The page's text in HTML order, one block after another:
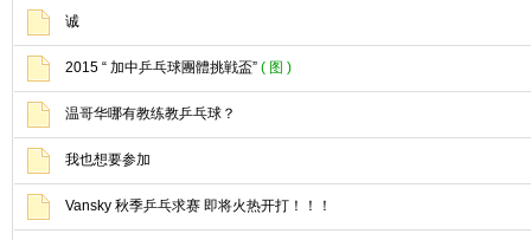
诚
2015 “ 加中乒乓球團體挑戦盃” ( 图 )
温哥华哪有教练教乒乓球？
我也想要参加
Vansky 秋季乒乓求赛 即将火热开打！！！